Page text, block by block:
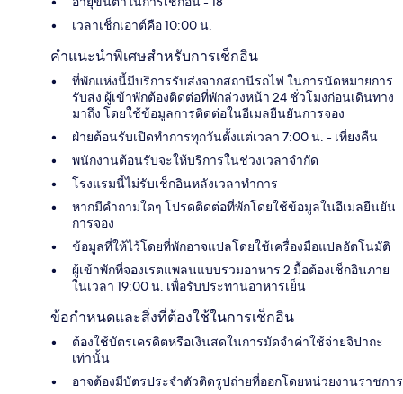
เวลาเช็กเอาต์คือ 10:00 น.
คำแนะนำพิเศษสำหรับการเช็กอิน
ที่พักแห่งนี้มีบริการรับส่งจากสถานีรถไฟ ในการนัดหมายการ
รับส่ง ผู้เข้าพักต้องติดต่อที่พักล่วงหน้า 24 ชั่วโมงก่อนเดินทาง
มาถึง โดยใช้ข้อมูลการติดต่อในอีเมลยืนยันการจอง
ฝ่ายต้อนรับเปิดทำการทุกวันตั้งแต่เวลา 7:00 น. - เที่ยงคืน
พนักงานต้อนรับจะให้บริการในช่วงเวลาจำกัด
โรงแรมนี้ไม่รับเช็กอินหลังเวลาทำการ
หากมีคำถามใดๆ โปรดติดต่อที่พักโดยใช้ข้อมูลในอีเมลยืนยัน
การจอง
ข้อมูลที่ให้ไว้โดยที่พักอาจแปลโดยใช้เครื่องมือแปลอัตโนมัติ
ผู้เข้าพักที่จองเรตแพลนแบบรวมอาหาร 2 มื้อต้องเช็กอินภาย
ในเวลา 19:00 น. เพื่อรับประทานอาหารเย็น
ข้อกำหนดและสิ่งที่ต้องใช้ในการเช็กอิน
ต้องใช้บัตรเครดิตหรือเงินสดในการมัดจำค่าใช้จ่ายจิปาถะ
เท่านั้น
อาจต้องมีบัตรประจำตัวติดรูปถ่ายที่ออกโดยหน่วยงานราชการ